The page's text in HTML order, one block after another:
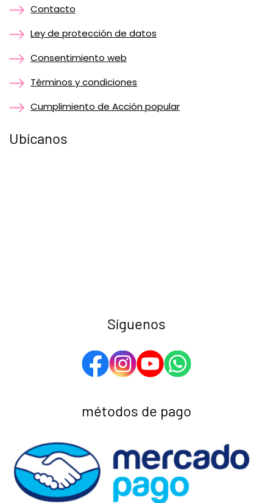
Contacto
Ley de protección de datos
Consentimiento web
Términos y condiciones
Cumplimiento de Acción popular
Ubícanos
Síguenos
métodos de pago